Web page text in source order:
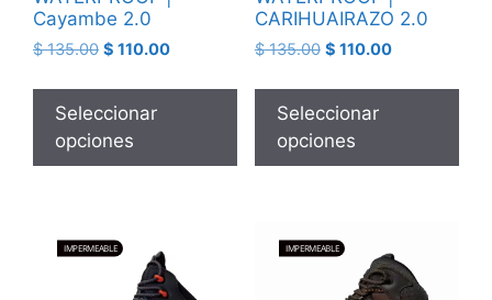
Cayambe 2.0
$135.00 $ 110.00
Seleccionar
opciones
CARIHUAIRAZO 2.0
$135.00 $ 110.00
Seleccionar
opciones
IMPERMEABLE IMPERMEABLE